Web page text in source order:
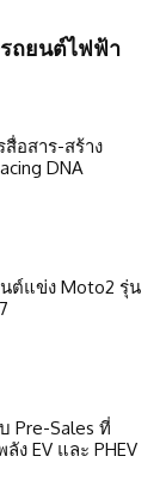
รถยนต์ไฟฟ้า
อสาร-สร้าง
DNA
นต์แข่ง Moto2 รุ่น
Pre-Sales ที่
ง EV และ PHEV